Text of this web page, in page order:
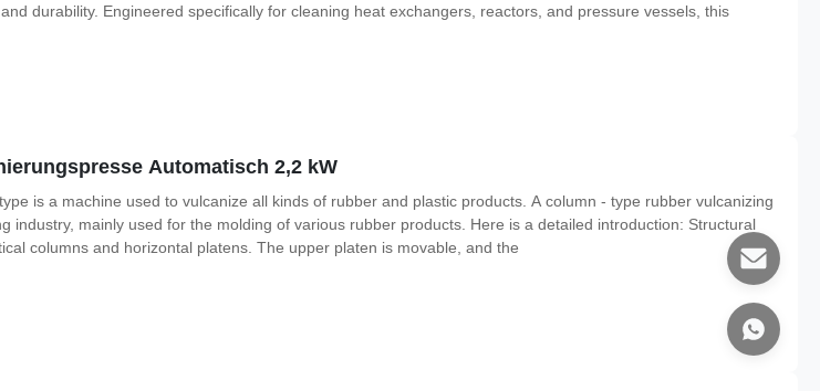
durability. Engineered specifically for cleaning heat exchangers, reactors, and pressure vessels, this
Automatisch 2,2 kW
is a machine used to vulcanize all kinds of rubber and plastic products. A column - type rubber vulcanizing
industry, mainly used for the molding of various rubber products. Here is a detailed introduction: Structural
columns and horizontal platens. The upper platen is movable, and the